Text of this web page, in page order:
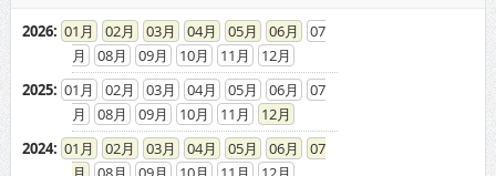
2026: 01 02 03 04 05 06
07
08
09 10 11
12
2025: 01 02 03 04 05 06
07
08
09 10 11
12
2024: 01 02 03 04 05 06
07